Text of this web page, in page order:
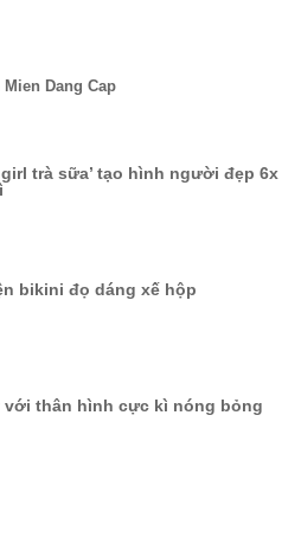
girl trà sữa’ tạo hình người đẹp 6x
bikini đọ dáng xế hộp
với thân hình cực kì nóng bỏng